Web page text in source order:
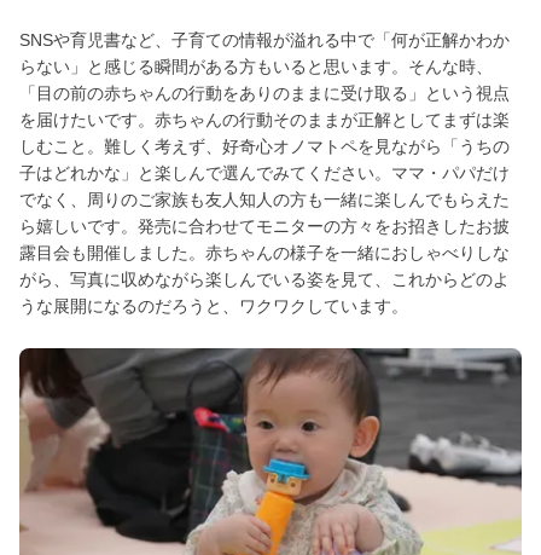
SNSや育児書など、子育ての情報が溢れる中で「何が正解かわか
らない」と感じる瞬間がある方もいると思います。そんな時、
「目の前の赤ちゃんの行動をありのままに受け取る」という視点
を届けたいです。赤ちゃんの行動そのままが正解としてまずは楽
しむこと。難しく考えず、好奇心オノマトペを見ながら「うちの
子はどれかな」と楽しんで選んでみてください。ママ・パパだけ
でなく、周りのご家族も友人知人の方も一緒に楽しんでもらえた
ら嬉しいです。発売に合わせてモニターの方々をお招きしたお披
露目会も開催しました。赤ちゃんの様子を一緒におしゃべりしな
がら、写真に収めながら楽しんでいる姿を見て、これからどのよ
うな展開になるのだろうと、ワクワクしています。